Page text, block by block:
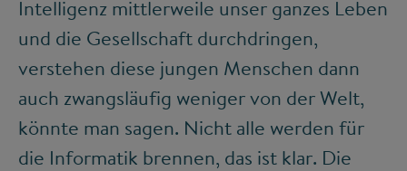
Intelligenz mittlerweile unser ganzes Leben
und die Gesellschaft durchdringen,
verstehen diese jungen Menschen dann
auch zwangsläufig weniger von der Welt,
könnte man sagen. Nicht alle werden für
die Informatik brennen, das ist klar. Die